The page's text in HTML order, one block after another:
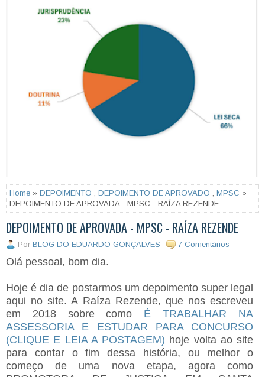
Home » DEPOIMENTO DEPOIMENTO DE APROVADO MPSC »
DEPOIMENTO DE APROVADA - MPSC - RAÍZA REZENDE
DEPOIMENTO DE APROVADA - MPSC - RAÍZA REZENDE
Por BLOG DO EDUARDO GONÇALVES 7 Comentários
Olá pessoal, bom dia.
Hoje é dia de postarmos um depoimento super legal
aqui no site. A Raíza Rezende, que nos escreveu
em 2018 sobre como É TRABALHAR NA
ASSESSORIA E ESTUDAR PARA CONCURSO
(CLIQUE E LEIA A POSTAGEM) hoje volta ao site
para contar o fim dessa história, ou melhor o
começo de uma nova etapa, agora como